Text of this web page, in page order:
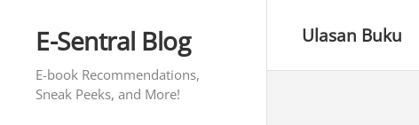
contentE-Sentral Blog
E-book Recommendations,
Sneak Peeks, and More!
Ulasan Buku